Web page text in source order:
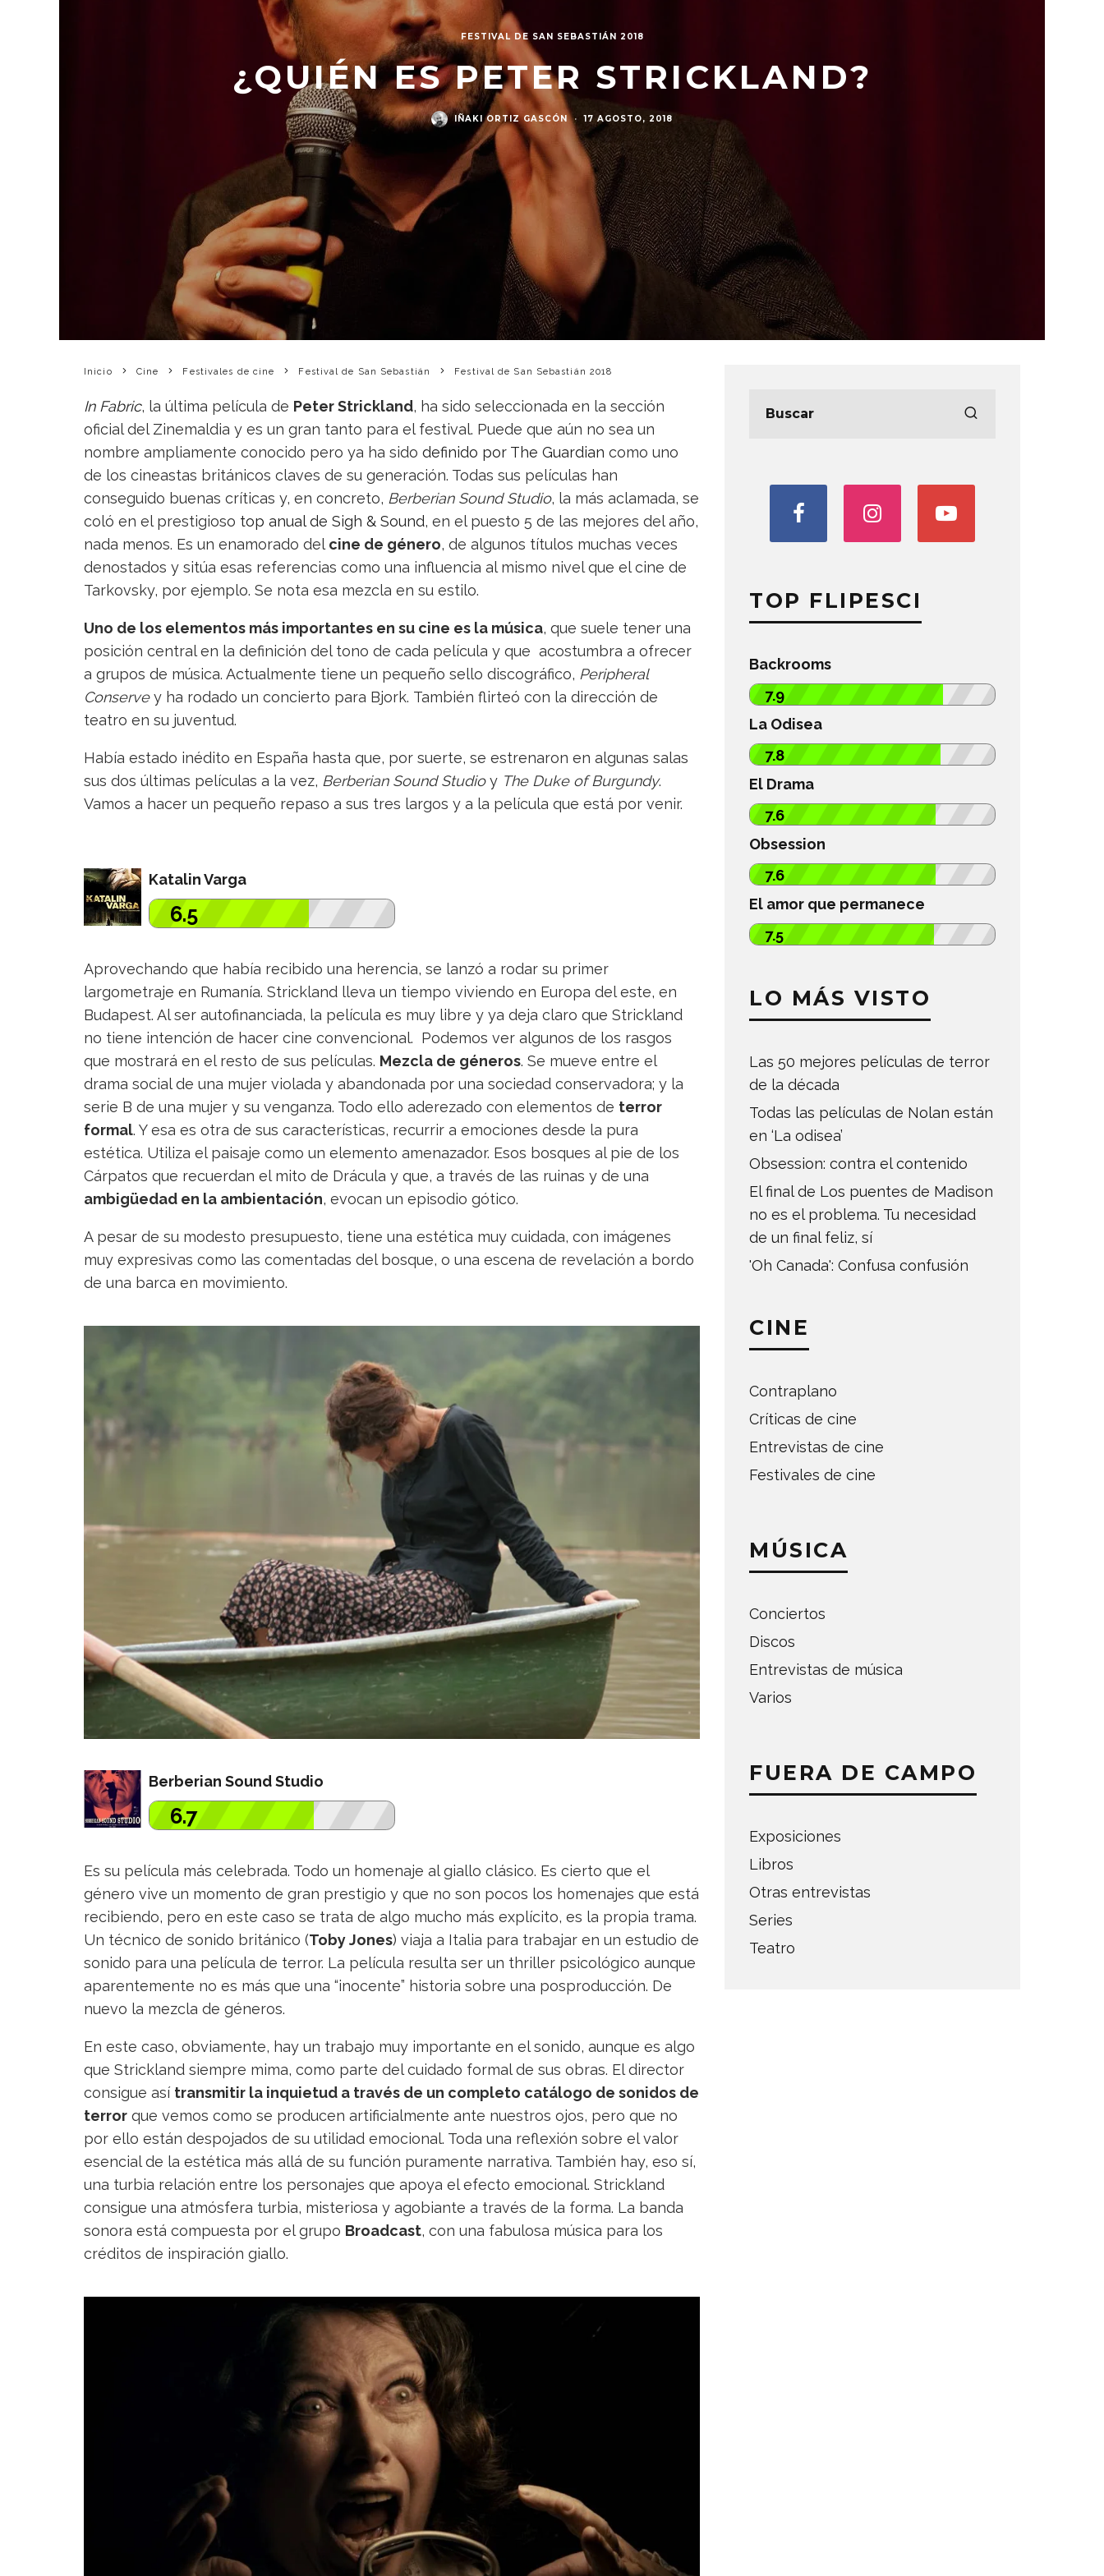
FESTIVAL DE SAN SEBASTIÁN 2018
¿QUIÉN ES PETER STRICKLAND?
IÑAKI ORTIZ GASCÓN · 17 AGOSTO, 2018
Inicio Cine Festivales de cine Festival de San Sebastián Festival de San Sebastián 2018
In Fabric, la última película de Peter Strickland, ha sido seleccionada en la sección
oficial del Zinemaldia y es un gran tanto para el festival. Puede que aún no sea un
nombre ampliamente conocido pero ya ha sido definido por The Guardian como uno
de los cineastas británicos claves de su generación. Todas sus películas han
conseguido buenas críticas y, en concreto, Berberian Sound Studio, la más aclamada, se
coló en el prestigioso top anual de Sigh & Sound, en el puesto 5 de las mejores del año,
nada menos. Es un enamorado del cine de género, de algunos títulos muchas veces
denostados y sitúa esas referencias como una influencia al mismo nivel que el cine de
Tarkovsky, por ejemplo. Se nota esa mezcla en su estilo.
Uno de los elementos más importantes en su cine es la música, que suele tener una
posición central en la definición del tono de cada película y que acostumbra a ofrecer
a grupos de música. Actualmente tiene un pequeño sello discográfico, Peripheral
Conservey ha rodado un concierto para Bjork. También flirteó con la dirección de
teatro en su juventud.
Había estado inédito en España hasta que, por suerte, se estrenaron en algunas salas
sus dos últimas películas a la vez, Berberian Sound Studioy The Duke of Burgundy.
Vamos a hacer un pequeño repaso a sus tres largos y a la película que está por venir.
Katalin Varga
6.5
Aprovechando que había recibido una herencia, se lanzó a rodar su primer
largometraje en Rumanía. Strickland lleva un tiempo viviendo en Europa del este, en
Budapest. Al ser autofinanciada, la película es muy libre y ya deja claro que Strickland
no tiene intención de hacer cine convencional. Podemos ver algunos de los rasgos
que mostrará en el resto de sus películas. Mezcla de géneros. Se mueve entre el
drama social de una mujer violada y abandonada por una sociedad conservadora; y la
serie B de una mujer y su venganza. Todo ello aderezado con elementos de terror
formal. Y esa es otra de sus características, recurrir a emociones desde la pura
estética. Utiliza el paisaje como un elemento amenazador. Esos bosques al pie de los
Cárpatos que recuerdan el mito de Drácula y que, a través de las ruinas y de una
ambigüedad en la ambientación, evocan un episodio gótico.
A pesar de su modesto presupuesto, tiene una estética muy cuidada, con imágenes
muy expresivas como las comentadas del bosque, o una escena de revelación a bordo
de una barca en movimiento.
Berberian Sound Studio
6.7
Es su película más celebrada. Todo un homenaje al giallo clásico. Es cierto que el
género vive un momento de gran prestigio y que no son pocos los homenajes que está
recibiendo, pero en este caso se trata de algo mucho más explícito, es la propia trama.
Un técnico de sonido británico (Toby Jones) viaja a Italia para trabajar en un estudio de
sonido para una película de terror. La película resulta ser un thriller psicológico aunque
aparentemente no es más que una “inocente” historia sobre una posproducción. De
nuevo la mezcla de géneros.
En este caso, obviamente, hay un trabajo muy importante en el sonido, aunque es algo
que Strickland siempre mima, como parte del cuidado formal de sus obras. El director
consigue así transmitir la inquietud a través de un completo catálogo de sonidos de
terror que vemos como se producen artificialmente ante nuestros ojos, pero que no
por ello están despojados de su utilidad emocional. Toda una reflexión sobre el valor
esencial de la estética más allá de su función puramente narrativa. También hay, eso sí,
una turbia relación entre los personajes que apoya el efecto emocional. Strickland
consigue una atmósfera turbia, misteriosa y agobiante a través de la forma. La banda
sonora está compuesta por el grupo Broadcast, con una fabulosa música para los
créditos de inspiración giallo.
TOP FLIPESCI
Backrooms
7.9
La Odisea
7.8
El Drama
7.6
Obsession
7.6
El amor que permanece
7.5
LO MÁS VISTO
Las 50 mejores películas de terror
de la década
Todas las películas de Nolan están
en ‘La odisea’
Obsession: contra el contenido
El final de Los puentes de Madison
no es el problema. Tu necesidad
de un final feliz, sí
'Oh Canada': Confusa confusión
CINE
Contraplano
Críticas de cine
Entrevistas de cine
Festivales de cine
MÚSICA
Conciertos
Discos
Entrevistas de música
Varios
FUERA DE CAMPO
Exposiciones
Libros
Otras entrevistas
Series
Teatro